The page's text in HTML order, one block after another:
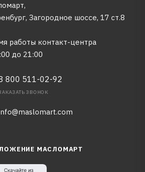
Загородное шоссе, 17 ст.8
работы контакт-центра
до 21:00
800 511-02-92
ЗВОНОК
МАСЛОМАРТ